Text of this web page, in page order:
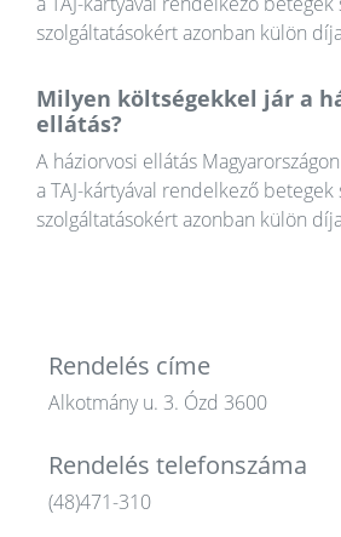
szolgáltatásokért azonban külön
Milyen költségekkel jár a
ellátás?
A háziorvosi ellátás
a TAJ-kártyával rendelkező betegek
szolgáltatásokért azonban külön
Rendelés címe
Alkotmány u. 3. Ózd 3600
Rendelés telefonszáma
(48)471-310